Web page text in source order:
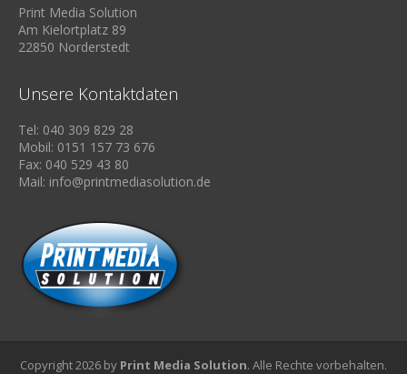
Print Media Solution
Am Kielortplatz 89
22850 Norderstedt
Unsere Kontaktdaten
Tel: 040 309 829 28
Mobil: 0151 157 73 676
Fax: 040 529 43 80
Mail: info@printmediasolution.de
Copyright 2026 by Print Media Solution. Alle Rechte vorbehalten.